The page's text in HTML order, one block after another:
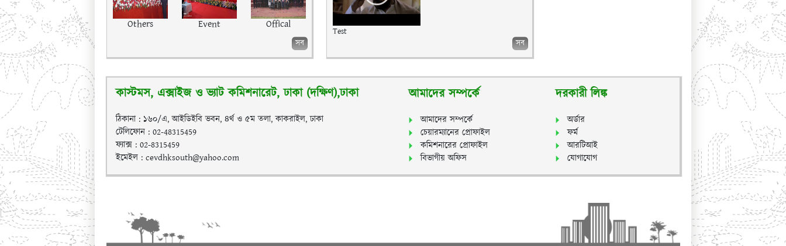
Others Event Offical
সব
Test
সব
কাস্টমস, এক্সাইজ ও ভ্যাট কমিশনারেট, ঢাকা (দক্ষিণ),ঢাকা
ঠিকানা : ১৬০/এ, আইডিইবি ভবন, ৪র্থ ও ৫ম তলা, কাকরাইল, ঢাকা
টেলিফোন : 02-48315459
ফ্যাক্স : 02-8315459
ইমেইল : cevdhksouth@yahoo.com
আমাদের সম্পর্কে
আমাদের সম্পর্কে
চেয়ারম্যানের প্রোফাইল
কমিশনারের প্রোফাইল
বিভাগীয় অফিস
দরকারী লিঙ্ক
অর্ডার
ফর্ম
আরটিআই
যোগাযোগ